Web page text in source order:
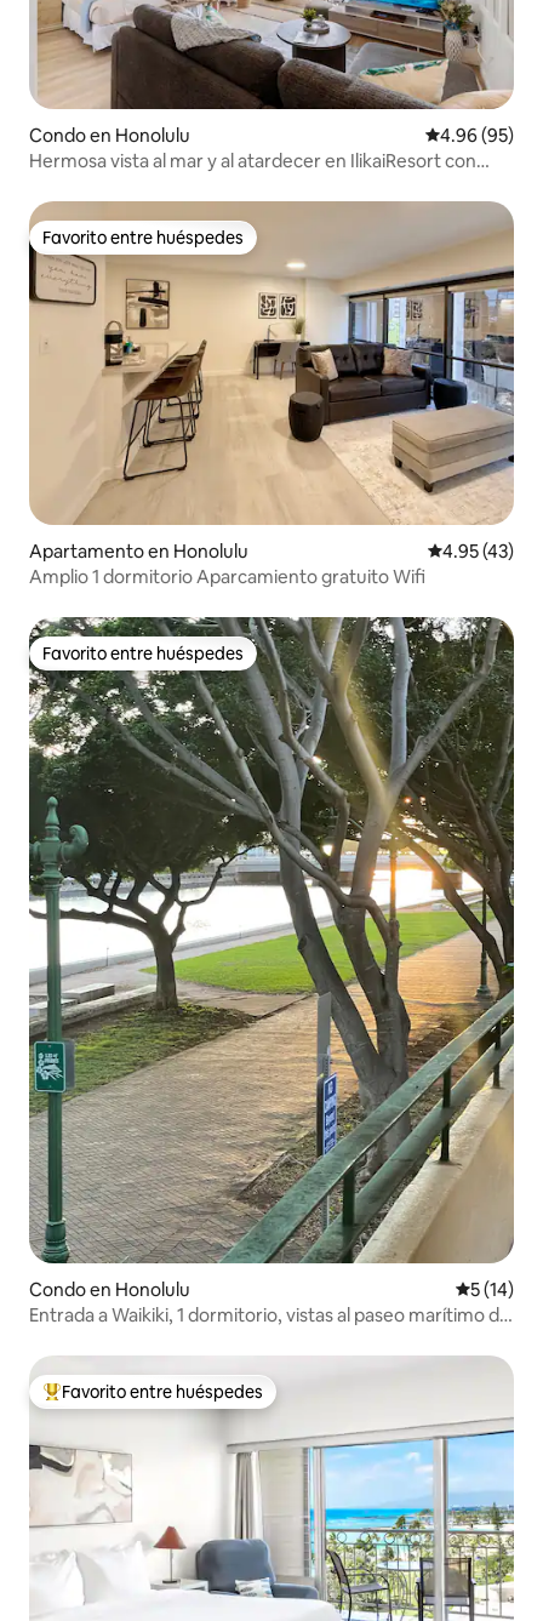
Condo en Honolulu Calificación
4.96 (95)
Hermosa vista al mar y al atardecer en IlikaiResort con
Favorito entre huéspedes
Favorito entre huéspedes
Apartamento en Honolulu Calificación
4.95 (43)
Amplio 1 dormitorio Aparcamiento gratuito Wifi
Favorito entre huéspedes
Favorito entre huéspedes
Condo en Honolulu
5 (14)
Entrada a Waikiki, 1 dormitorio, vistas al paseo marítimo de
Favorito entre huéspedes preferido
Favorito entre huéspedes